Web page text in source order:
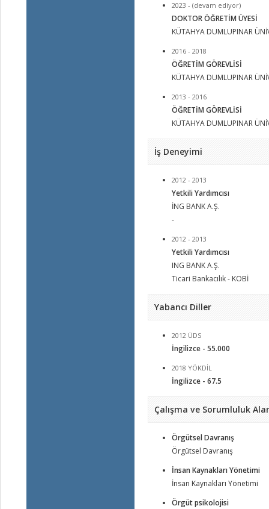
2023 - (devam ediyor)
DOKTOR ÖĞRETİM ÜYESİ
KÜTAHYA DUMLUPINAR
2016 - 2018
ÖĞRETİM GÖREVLİSİ
KÜTAHYA DUMLUPINAR
2013 - 2016
ÖĞRETİM GÖREVLİSİ
KÜTAHYA DUMLUPINAR
İş Deneyimi
2012 - 2013
Yetkili Yardımcısı
İNG BANK A.Ş.
-
2012 - 2013
Yetkili Yardımcısı
ING BANK A.Ş.
Ticari Bankacılık - KOBİ
Yabancı Diller
2012 ÜDS
İngilizce - 55.000
2018 YÖKDİL
İngilizce - 67.5
Çalışma ve Sorumluluk
Örgütsel Davranış
Örgütsel Davranış
İnsan Kaynakları Yönetimi
İnsan Kaynakları Yönetimi
Örgüt psikolojisi